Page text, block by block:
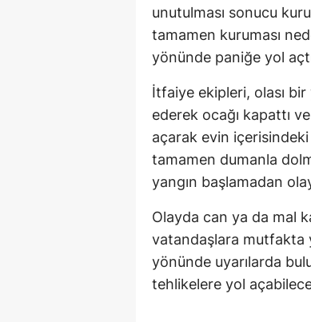
unutulması sonucu
tamamen kuruması
yönünde paniğe yol
İtfaiye ekipleri, olası bir
ederek ocağı kapattı
açarak evin
tamamen dumanla
yangın başlamadan
Olayda can ya da mal
vatandaşlara mutfakta
yönünde uyarılarda
tehlikelere yol